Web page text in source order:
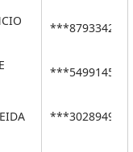
***87933427**
***54991459**
***30289492**